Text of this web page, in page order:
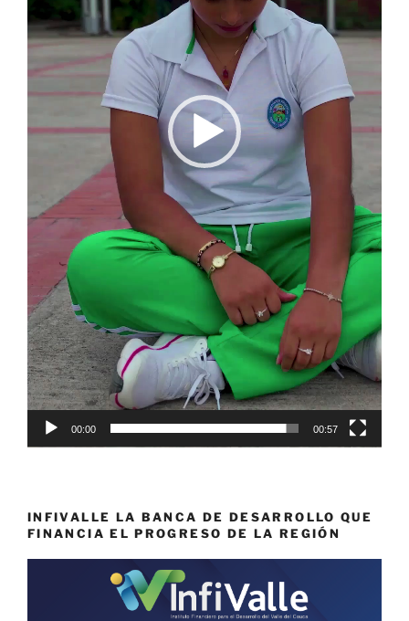
00:00 00:57
INFIVALLE LA BANCA DE DESARROLLO QUE
FINANCIA EL PROGRESO DE LA REGIÓN